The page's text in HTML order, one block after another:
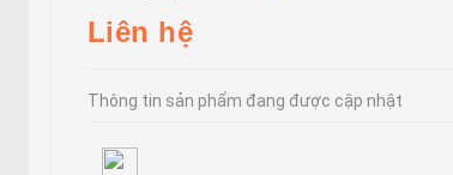
Liên hệ
Thông tin sản phẩm đang được cập nhật